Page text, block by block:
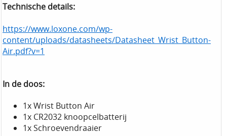
Technische details:
https://www.loxone.com/wp-
content/uploads/datasheets/Datasheet_Wrist_Button-
Air.pdf?v=1
In de doos:
1x Wrist Button Air
1x CR2032 knoopcelbatterij
1x Schroevendraaier